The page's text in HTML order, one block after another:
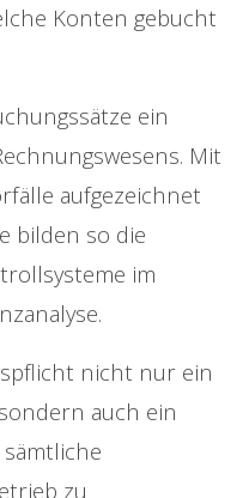
Konten gebucht
ein
Mit
aufgezeichnet
bilden so die
im
nicht nur ein
auch ein
zu